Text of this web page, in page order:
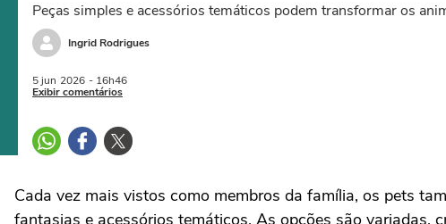
Peças simples e acessórios temáticos podem transformar os
Ingrid Rodrigues
5 jun 2026 - 16h46
Exibir comentários
Cada vez mais vistos como membros da família, os pets
fantasias e acessórios temáticos. As opções são variadas,